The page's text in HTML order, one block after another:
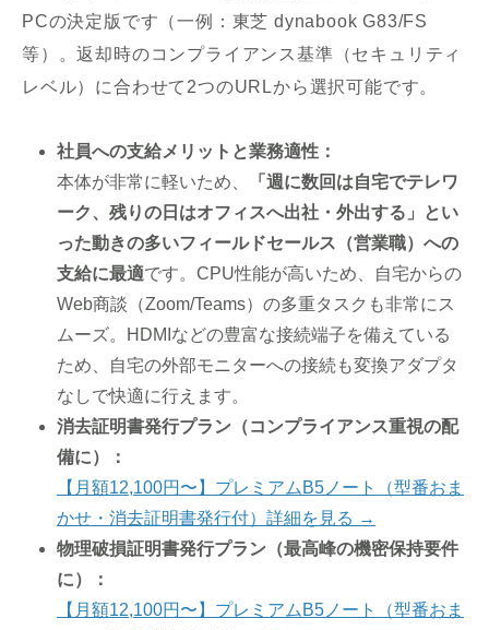
PCの決定版です（一例：東芝 dynabook G83/FS
等）。返却時のコンプライアンス基準（セキュリティ
レベル）に合わせて2つのURLから選択可能です。
社員への支給メリットと業務適性：
本体が非常に軽いため、
「週に数回は自宅でテレワ
ーク、残りの日はオフィスへ出社・外出する」とい
った動きの多いフィールドセールス（営業職）への
支給に最適です。CPU性能が高いため、自宅からの
Web商談（Zoom/Teams）の多重タスクも非常にス
ムーズ。HDMIなどの豊富な接続端子を備えている
ため、自宅の外部モニターへの接続も変換アダプタ
なしで快適に行えます。
消去証明書発行プラン（コンプライアンス重視の配
備に）：
【月額12,100円〜】プレミアムB5ノート（型番おま
かせ・消去証明書発行付）詳細を見る →
物理破損証明書発行プラン（最高峰の機密保持要件
に）：
【月額12,100円〜】プレミアムB5ノート（型番おま